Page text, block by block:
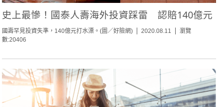
史上最慘！國泰人壽海外投資踩雷 認賠140億元
國壽罕見投資失準，140億元打水漂。(圖／好險網) 2020.08.11
瀏覽
數:20406